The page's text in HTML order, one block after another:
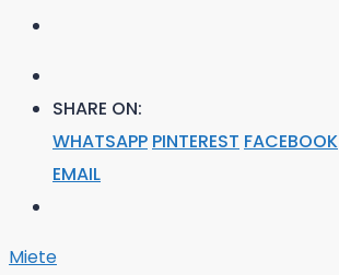
SHARE ON:
WHATSAPP PINTEREST FACEBOOK
EMAIL
Miete